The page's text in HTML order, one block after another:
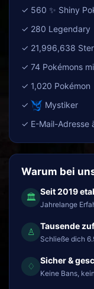
✓ 560 ✨ Shiny
✓ 280 Legendary
✓ 21,996,638
✓ 74 Pokémons
✓ 1,020 Pokémon
✓
Mystiker
✓ E-Mail-Adresse
Warum bei
🏛
Seit 2019
Jahrelange
♙
Tausende
Schließe dich
♢
Sicher &
Keine Bans,